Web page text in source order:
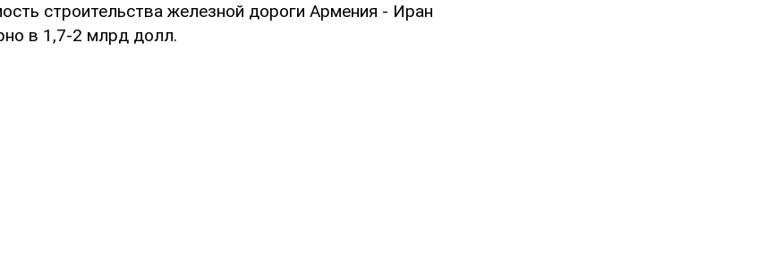
строительства железной дороги Армения - Иран
в 1,7-2 млрд долл.